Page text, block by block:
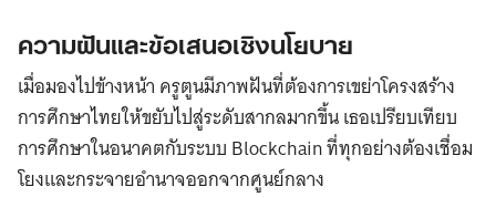
ความฝันและข้อเสนอเชิงนโยบาย
เมื่อมองไปข้างหน้า ครูตูนมีภาพฝันที่ต้องการเขย่าโครงสร้าง
การศึกษาไทยให้ขยับไปสู่ระดับสากลมากขึ้น เธอเปรียบเทียบ
การศึกษาในอนาคตกับระบบ Blockchain ที่ทุกอย่างต้องเชื่อม
โยงและกระจายอำนาจออกจากศูนย์กลาง